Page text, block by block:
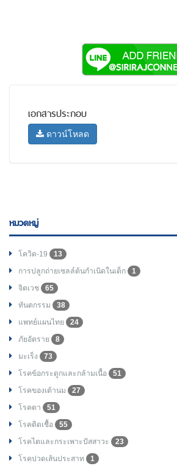
เอกสารประกอบ
ดาวน์โหลด
หมวดหมู่
โควิด-19
13
การปลูกถ่ายเซลล์ต้นกำเนิดในเด็ก
1
จิตเวช
65
ทันตกรรม
38
แพทย์แผนไทย
24
ภัยอัตราย
8
มะเร็ง
73
โรคข้อกระดูกและกล้ามเนื้อ
51
โรคของเต้านม
27
โรคตา
51
โรคติดเชื้อ
55
โรคไตและกระเพาะปัสสาวะ
23
โรคปวดเส้นประสาท
1